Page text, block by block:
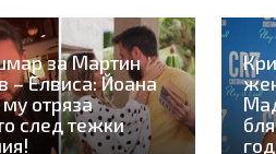
за Мартин
– Елвиса: Йоана
отряза
след тежки